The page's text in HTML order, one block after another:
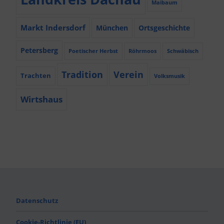
Maibaum
Markt Indersdorf München Ortsgeschichte
Petersberg Poetischer Herbst Röhrmoos Schwäbisch
Trachten Tradition Verein Volksmusik
Wirtshaus
Datenschutz
Cookie-Richtlinie (EU)